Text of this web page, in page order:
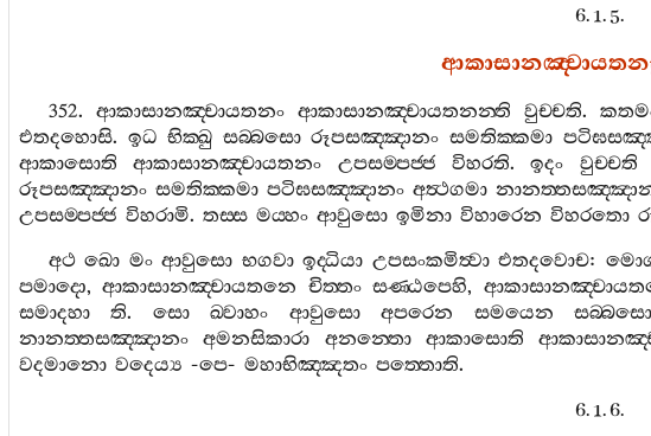
6. 1. 5.
352. ආකාසානඤ‍්චායතනං ආකාසානඤ‍්චායතනන‍්ති වුච‍්චති.
එතදහොසි. ඉධ භික‍්ඛු සබ‍්බසො රූපසඤ‍්ඤානං සමතික‍්කමා
ආකාසොති
ආකාසානඤ‍්චායතනං උපසම‍්පජ‍්ජ විහරති.ඉදං වුච‍්චති
රූපසඤ‍්ඤානං සමතික‍්කමා පටිඝසඤ‍්ඤානං අත්‍ථගමා
උපසම‍්පජ‍්ජ විහරාමි. තස‍්ස මය‍්හං ආවුසො ඉමිනා විහාරෙන විහරතො
අථ ඛො මං ආවුසො භගවා ඉද‍්ධියා උපසංකමිත්‍වා එතදවොච:
පමාදො,ආකාසානඤ‍්චායතනෙ චිත‍්තං සණ‍්ඨපෙහි,
සමාදහා
ති. සො ඛ‍්වාහං ආවුසො අපරෙන සමයෙන සබ‍්බසො
නානත‍්තසඤ‍්ඤානං
අමනසිකාරා අනන‍්තො ආකාසොති
වදමානො වදෙය්‍ය -පෙ- මහාභිඤ‍්ඤතං පත‍්තොති.
6. 1. 6.